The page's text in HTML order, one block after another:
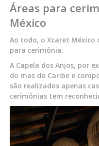
Áreas para
México
Ao todo, o Xcaret México
para cerimônia.
A Capela dos Anjos, por
do mas do Caribe e
são realizados apenas
cerimônias tem